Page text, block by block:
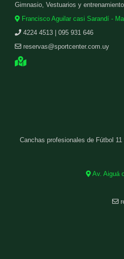
Gimnasio, Vestuarios y
Francisco Aguilar casi Sarandí -
4224 4513 | 095 931 646
reservas@sportcenter.com.uy
Canchas profesionales de Fútbol
Av. Aiguá